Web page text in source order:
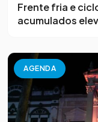
Frente fria e
acumulados
AGENDA